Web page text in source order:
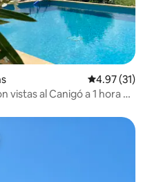
Calificación
4.97 (31)
vistas al Canigó a 1 hora de
huéspedes